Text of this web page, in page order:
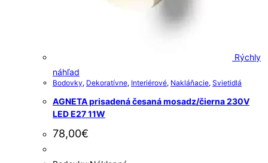
Rýchly
náhľad
Bodovky, Dekoratívne, Interiérové, Nakláňacie, Svietidlá
AGNETA prisadená česaná mosadz/čierna 230V
LED E27 11W
78,00€